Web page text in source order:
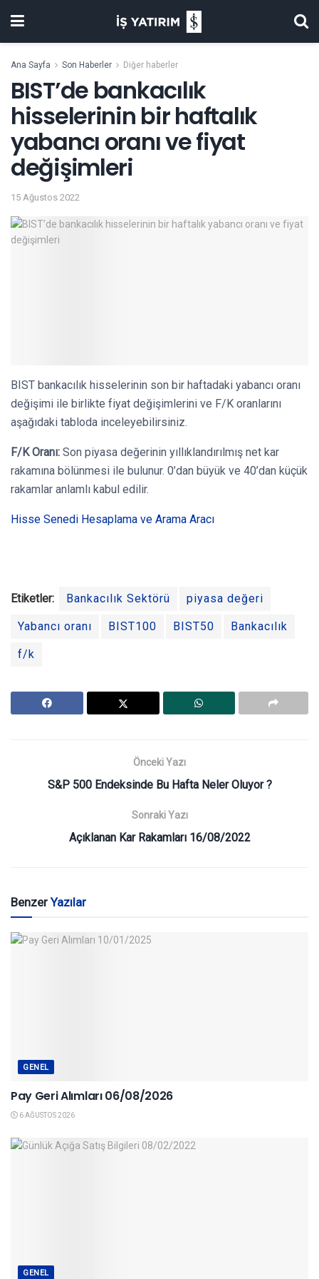
Ana Sayfa Son Haberler Diğer haberler
BIST’de bankacılık
hisselerinin bir haftalık
yabancı oranı ve fiyat
değişimleri
15 Ağustos 2022
BIST bankacılık hisselerinin son bir haftadaki yabancı oranı
değişimi ile birlikte fiyat değişimlerini ve F/K oranlarını
aşağıdaki tabloda inceleyebilirsiniz.
F/K Oranı: Son piyasa değerinin yıllıklandırılmış net kar
rakamına bölünmesi ile bulunur. 0’dan büyük ve 40’dan küçük
rakamlar anlamlı kabul edilir.
Hisse Senedi Hesaplama ve Arama Aracı
Etiketler: Bankacılık Sektörü piyasa değeri
Yabancı oranı BIST100 BIST50 Bankacılık
f/k
Önceki Yazı
S&P 500 Endeksinde Bu Hafta Neler Oluyor ?
Sonraki Yazı
Açıklanan Kar Rakamları 16/08/2022
BenzerYazılar
GENEL
Pay Geri Alımları 06/08/2026
6 AĞUSTOS 2026
GENEL